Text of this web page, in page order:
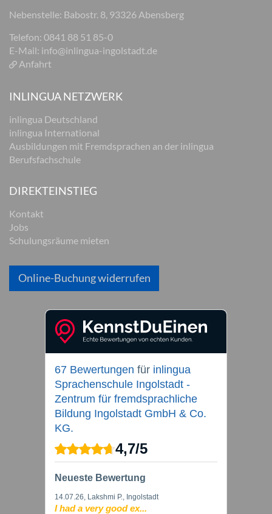
Nebenstelle: Babostr. 8, 93326 Abensberg
Telefon: 0841 88 51 85-0
E-Mail: info@inlingua-ingolstadt.de
Anfahrt
INLINGUA NETZWERK
inlingua Deutschland
inlingua International
Ausbildungen mit Fremdsprachen an der inlingua
Berufsfachschule
DIREKTEINSTIEG
Kontakt
Jobs
Schulungsräume mieten
Online-Buchung widerrufen
67 Bewertungen für inlingua
Sprachenschule Ingolstadt -
Zentrum für fremdsprachliche
Bildung Ingolstadt GmbH & Co.
KG.
4,7/5
Neueste Bewertung
14.07.26, Lakshmi P., Ingolstadt
I had a very good ex...